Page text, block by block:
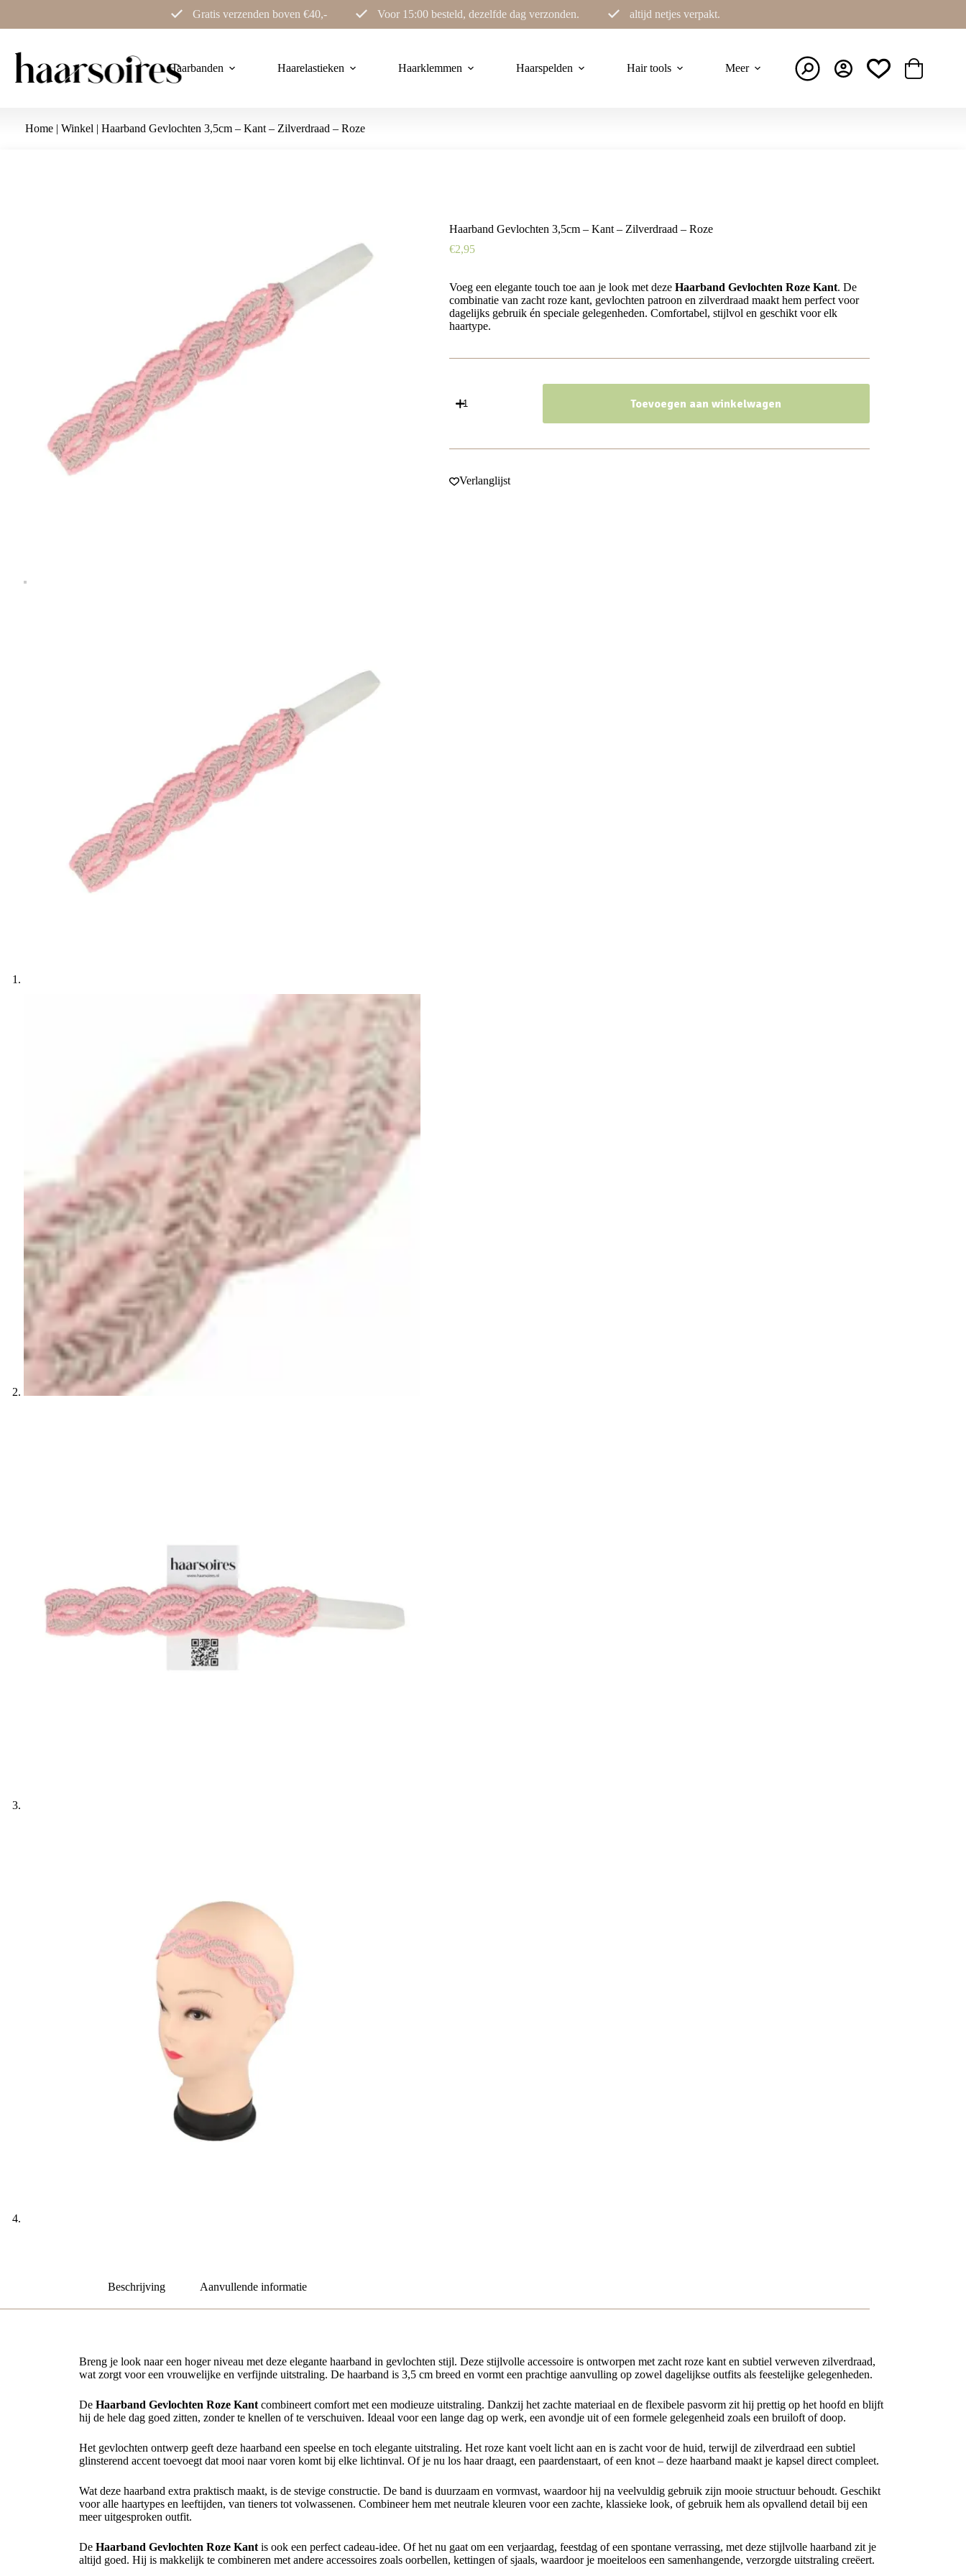
de
Gratis verzenden boven €40,- Voor 15:00 besteld, dezelfde dag verzonden. altijd netjes verpakt.
Haarbanden Haarelastieken Haarklemmen Haarspelden Hair tools Meer Winkelwagen
Home | Winkel | Haarband Gevlochten 3,5cm – Kant – Zilverdraad – Roze
Haarband Gevlochten 3,5cm – Kant – Zilverdraad – Roze
€2,95
Voeg een elegante touch toe aan je look met deze Haarband Gevlochten Roze Kant. De
combinatie van zacht roze kant, gevlochten patroon en zilverdraad maakt hem perfect voor
dagelijks gebruik én speciale gelegenheden. Comfortabel, stijlvol en geschikt voor elk
haartype.
Gevlochten
-
Roze
Toevoegen aan winkelwagen
Verlanglijst
Beschrijving Aanvullende informatie
Breng je look naar een hoger niveau met deze elegante haarband in gevlochten stijl. Deze stijlvolle accessoire is ontworpen met zacht roze kant en subtiel verweven zilverdraad,
wat zorgt voor een vrouwelijke en verfijnde uitstraling. De haarband is 3,5 cm breed en vormt een prachtige aanvulling op zowel dagelijkse outfits als feestelijke gelegenheden.
De Haarband Gevlochten Roze Kant combineert comfort met een modieuze uitstraling. Dankzij het zachte materiaal en de flexibele pasvorm zit hij prettig op het hoofd en blijft
hij de hele dag goed zitten, zonder te knellen of te verschuiven. Ideaal voor een lange dag op werk, een avondje uit of een formele gelegenheid zoals een bruiloft of doop.
Het gevlochten ontwerp geeft deze haarband een speelse en toch elegante uitstraling. Het roze kant voelt licht aan en is zacht voor de huid, terwijl de zilverdraad een subtiel
glinsterend accent toevoegt dat mooi naar voren komt bij elke lichtinval. Of je nu los haar draagt, een paardenstaart, of een knot – deze haarband maakt je kapsel direct compleet.
Wat deze haarband extra praktisch maakt, is de stevige constructie. De band is duurzaam en vormvast, waardoor hij na veelvuldig gebruik zijn mooie structuur behoudt. Geschikt
voor alle haartypes en leeftijden, van tieners tot volwassenen. Combineer hem met neutrale kleuren voor een zachte, klassieke look, of gebruik hem als opvallend detail bij een
meer uitgesproken outfit.
De Haarband Gevlochten Roze Kant is ook een perfect cadeau-idee. Of het nu gaat om een verjaardag, feestdag of een spontane verrassing, met deze stijlvolle haarband zit je
altijd goed. Hij is makkelijk te combineren met andere accessoires zoals oorbellen, kettingen of sjaals, waardoor je moeiteloos een samenhangende, verzorgde uitstraling creëert.